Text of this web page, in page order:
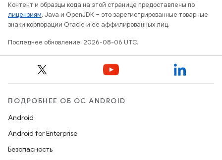
Контент и образцы кода на этой странице предоставлены по
лицензиям. Java и OpenJDK – это зарегистрированные товарные
знаки корпорации Oracle и ее аффилированных лиц.
Последнее обновление: 2026-08-06 UTC.
ПОДРОБНЕЕ ОБ ОС ANDROID
Android
Android for Enterprise
Безопасность